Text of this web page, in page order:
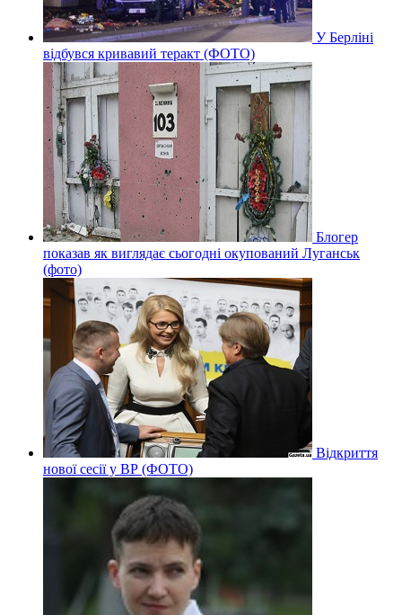
У Берліні
відбувся кривавий теракт (ФОТО)
Блогер
показав як виглядає сьогодні окупований Луганськ
(фото)
Відкриття
нової сесії у ВР (ФОТО)